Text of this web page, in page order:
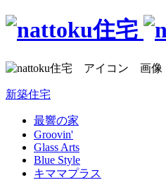
新築住宅
最響の家
Groovin'
Glass Arts
Blue Style
キママプラス